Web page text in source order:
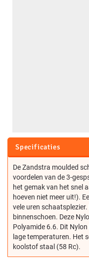
Specificaties
De Zandstra moulded
voordelen van de 3-
het gemak van het snel
hoeven niet meer uit!).
vele uren
binnenschoen. Deze
Polyamide 6.6. Dit
lage temperaturen. Het
koolstof staal (58 Rc).